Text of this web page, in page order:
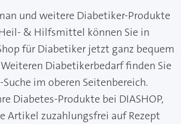
und weitere Diabetiker-Produkte
& Hilfsmittel können Sie in
für Diabetiker jetzt ganz bequem
Diabetikerbedarf finden Sie
im oberen Seitenbereich.
Diabetes-Produkte bei DIASHOP,
Artikel zuzahlungsfrei auf Rezept